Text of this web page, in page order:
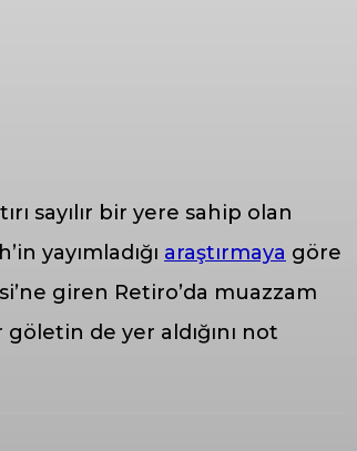
sayılır bir yere sahip olan
yayımladığı araştırmaya göre
giren Retiro’da muazzam
de yer aldığını not